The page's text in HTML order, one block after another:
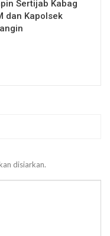
Sertijab Kabag
dan Kapolsek
disiarkan.